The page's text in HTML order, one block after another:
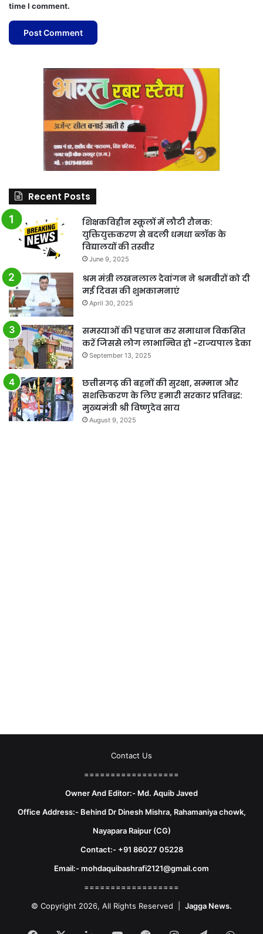
time I comment.
Recent Posts
शिक्षकविहीन स्कूलों में लौटी रौनक:
युक्तियुक्तकरण से बदली धमधा ब्लॉक के
विद्यालयों की तस्वीर
June 9, 2025
श्रम मंत्री लखनलाल देवांगन ने श्रमवीरों को दी
मई दिवस की शुभकामनाएं
April 30, 2025
समस्याओं की पहचान कर समाधान विकसित
करें जिससे लोग लाभान्वित हो -राज्यपाल डेका
September 13, 2025
छत्तीसगढ़ की बहनों की सुरक्षा, सम्मान और
सशक्तिकरण के लिए हमारी सरकार प्रतिबद्ध:
मुख्यमंत्री श्री विष्णुदेव साय
August 9, 2025
Contact Us
==================
Owner And Editor:- Md. Aquib Javed
Office Address:- Behind Dr Dinesh Mishra, Rahamaniya chowk,
Nayapara Raipur (CG)
Contact:- +91 86027 05228
Email:- mohdaquibashrafi2121@gmail.com
==================
© Copyright 2026, All Rights Reserved | Jagga News.